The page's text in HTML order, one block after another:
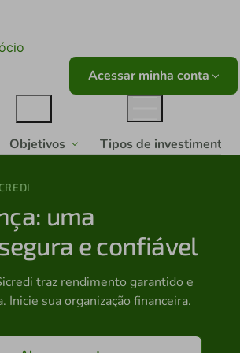
Acessar minha conta
Objetivos Tipos de investimentos
uma
e confiável
traz rendimento garantido e
Inicie sua organização financeira.